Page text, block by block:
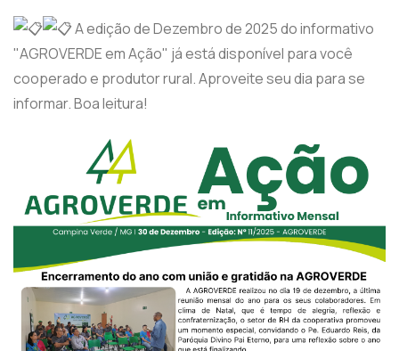
A edição de Dezembro de 2025 do informativo
"AGROVERDE em Ação" já está disponível para você
cooperado e produtor rural. Aproveite seu dia para se
informar. Boa leitura!